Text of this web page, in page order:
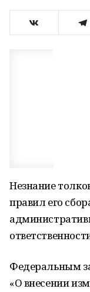
Незнание
правил его
Федеральным
«О внесении